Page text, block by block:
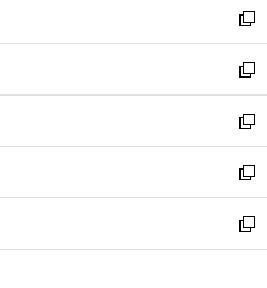
く
で
開
く
ド
ウ
で
開
く
ィ
ン
ド
ウ
で
開
く
い
ウ
ィ
ン
ド
ウ
で
開
く
新
し
い
ウ
ィ
ン
ド
ウ
で
開
新
し
い
ウ
ィ
ン
ド
ウ
新
し
い
ウ
ィ
ン
新
し
い
ウ
新
し